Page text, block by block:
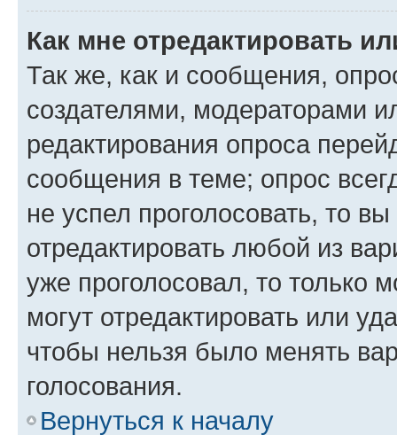
Как мне отредактировать
Так же, как и сообщения,
создателями, модераторами
редактирования опроса
сообщения в теме; опрос
не успел проголосовать, то
отредактировать любой из
уже проголосовал, то только
могут отредактировать или
чтобы нельзя было менять
голосования.
Вернуться к началу